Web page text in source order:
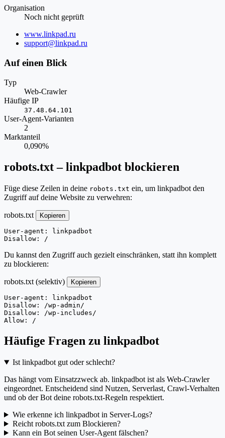
Organisation
Noch nicht geprüft
Website
www.linkpad.ru
E-
support@linkpad.ru
Auf einen Blick
Typ
Web-Crawler
Häufige IP
37.48.64.101
User-Agent-Varianten
2
Marktanteil
0,090%
robots.txt – linkpadbot blockieren
Füge diese Zeilen in deine robots.txt ein, um linkpadbot den
Zugriff auf deine Website zu verwehren:
robots.txt Kopieren
User-agent: linkpadbot
Disallow: /
Du kannst den Zugriff auch gezielt einschränken, statt ihn komplett
zu blockieren:
robots.txt (selektiv) Kopieren
User-agent: linkpadbot
Disallow: /wp-admin/
Disallow: /wp-includes/
Allow: /
Häufige Fragen zu linkpadbot
Ist linkpadbot gut oder schlecht?
Das hängt vom Einsatzzweck ab. linkpadbot ist als Web-Crawler
eingeordnet. Entscheidend sind Nutzen, Serverlast, Crawl-Verhalten
und ob der Bot deine robots.txt-Regeln respektiert.
Wie erkenne ich linkpadbot in Server-Logs?
Reicht robots.txt zum Blockieren?
Kann ein Bot seinen User-Agent fälschen?